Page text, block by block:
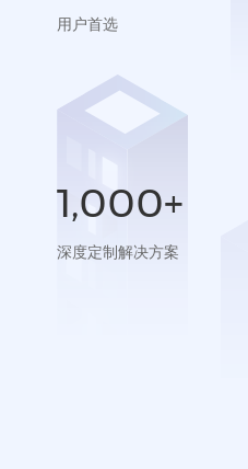
用户首选
1,000+
深度定制解决方案